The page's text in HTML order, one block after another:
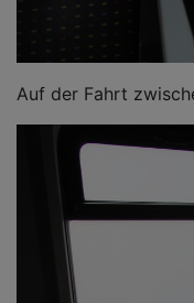
Auf der Fahrt